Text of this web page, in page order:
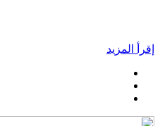
إقرأ المزيد